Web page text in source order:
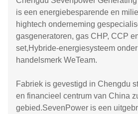
is een energiebesparende en
hightech onderneming
gasgeneratoren, gas CHP, CCP
set,Hybride-energiesysteem
handelsmerk WeTeam.
Fabriek is gevestigd in Chengdu
en financieel centrum van China
gebied.SevenPower is een